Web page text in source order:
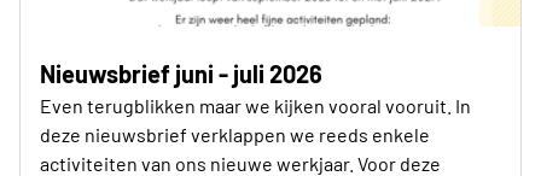
Nieuwsbrief juni - juli 2026
Even terugblikken maar we kijken vooral vooruit. In
deze nieuwsbrief verklappen we reeds enkele
activiteiten van ons nieuwe werkjaar. Voor deze